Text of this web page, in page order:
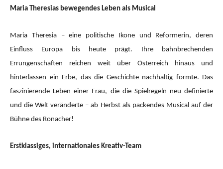
Maria Theresias bewegendes Leben als Musical
Maria Theresia – eine politische Ikone und Reformerin, deren
Einfluss Europa bis heute prägt. Ihre bahnbrechenden
Errungenschaften reichen weit über Österreich hinaus und
hinterlassen ein Erbe, das die Geschichte nachhaltig formte. Das
faszinierende Leben einer Frau, die die Spielregeln neu definierte
und die Welt veränderte – ab Herbst als packendes Musical auf der
Bühne des Ronacher!
Erstklassiges, internationales Kreativ-Team